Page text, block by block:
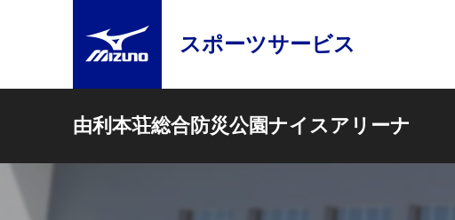
スポーツサービス
由利本荘総合防災公園ナイスアリーナ